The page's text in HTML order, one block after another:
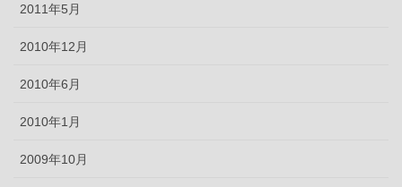
2011年5月
2010年12月
2010年6月
2010年1月
2009年10月